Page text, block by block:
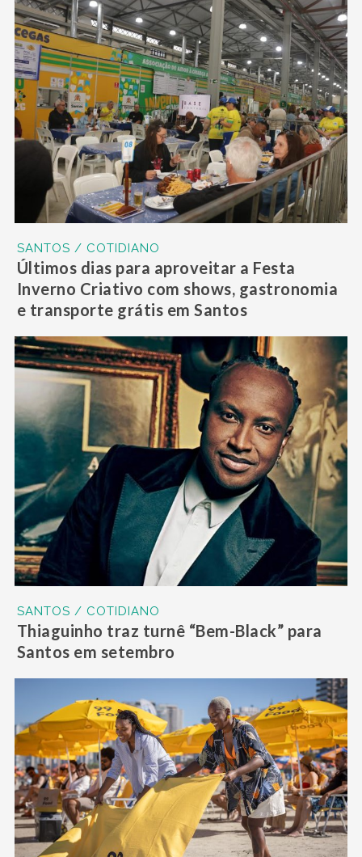
SANTOS / COTIDIANO
Últimos dias para aproveitar a Festa
Inverno Criativo com shows, gastronomia
e transporte grátis em Santos
SANTOS / COTIDIANO
Thiaguinho traz turnê “Bem-Black” para
Santos em setembro